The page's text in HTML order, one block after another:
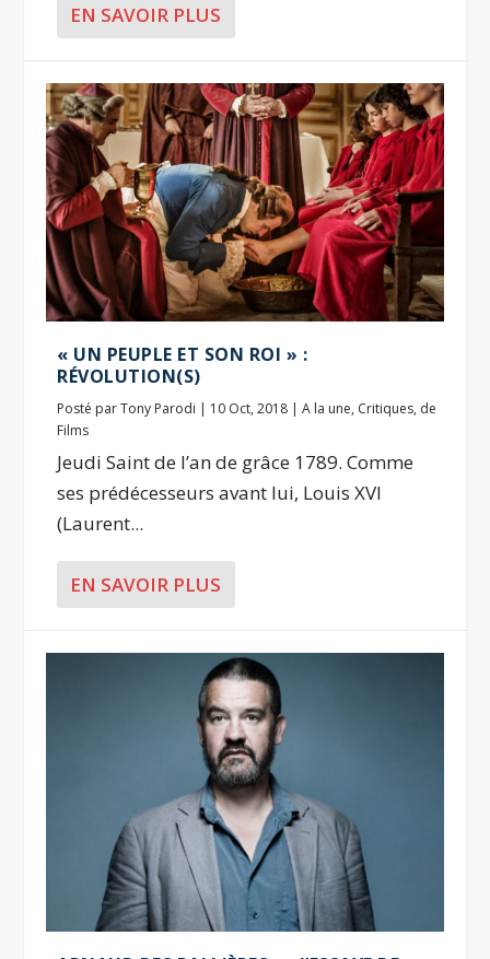
EN SAVOIR PLUS
« UN PEUPLE ET SON ROI » :
RÉVOLUTION(S)
Posté parTony Parodi | 10 Oct, 2018 |A la une, Critiques, de
Films
Jeudi Saint de l’an de grâce 1789. Comme
ses prédécesseurs avant lui, Louis XVI
(Laurent...
EN SAVOIR PLUS